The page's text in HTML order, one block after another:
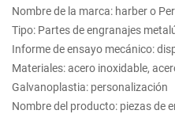
Nombre de la marca: harber o
Tipo: Partes de engranajes
Informe de ensayo mecánico:
Materiales: acero inoxidable,
Galvanoplastia: personalización
Nombre del producto: piezas de